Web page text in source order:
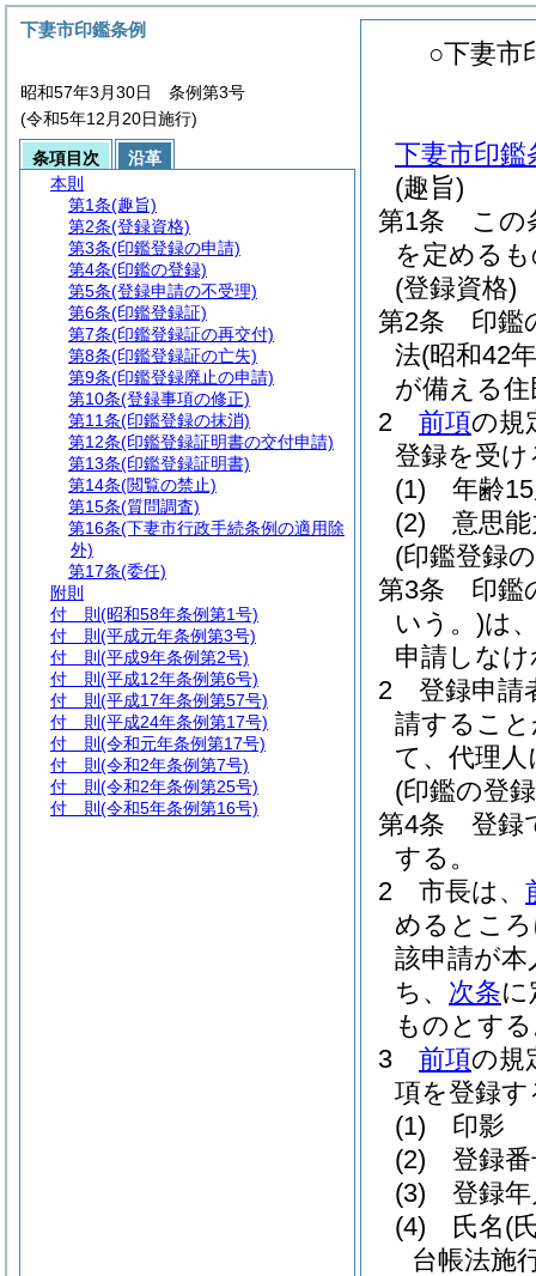
○下妻市
下妻市印鑑
(趣旨)
第1条
この
を定める
(登録資格)
第2条
印鑑
法(昭和42
が備える
2
前項の規
登録を受
(1)
年齢
(2)
意思
(印鑑登録
第3条
印鑑
いう。)は
申請しな
2
登録申請
請するこ
て、代理
(印鑑の登
第4条
登録
する。
2
市長は、
めるとこ
該申請が
ち、 次条に
ものとす
3
前項の規
項を登録
(1)
印影
(2)
登録
(3)
登録
(4)
氏名(
台帳法施
下妻市印鑑条例
昭和57年3月30日 条例第3号
(令和5年12月20日施行)
条項目次
沿革
本則
第1条(趣旨)
第2条(登録資格)
第3条(印鑑登録の申請)
第4条(印鑑の登録)
第5条(登録申請の不受理)
第6条(印鑑登録証)
第7条(印鑑登録証の再交付)
第8条(印鑑登録証の亡失)
第9条(印鑑登録廃止の申請)
第10条(登録事項の修正)
第11条(印鑑登録の抹消)
第12条(印鑑登録証明書の交付申請)
第13条(印鑑登録証明書)
第14条(閲覧の禁止)
第15条(質問調査)
第16条(下妻市行政手続条例の適用除
外)
第17条(委任)
附則
付 則 (昭和58年条例第1号)
付 則 (平成元年条例第3号)
付 則 (平成9年条例第2号)
付 則 (平成12年条例第6号)
付 則 (平成17年条例第57号)
付 則 (平成24年条例第17号)
付 則 (令和元年条例第17号)
付 則 (令和2年条例第7号)
付 則 (令和2年条例第25号)
付 則 (令和5年条例第16号)